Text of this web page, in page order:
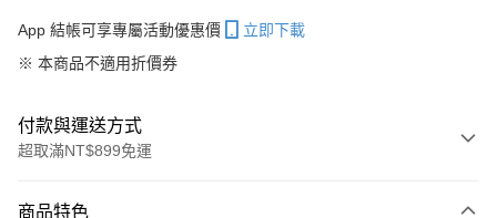
App 結帳可享專屬活動優惠價
立即下載
※ 本商品不適用折價券
付款與運送方式
超取滿NT$899免運
商品特色